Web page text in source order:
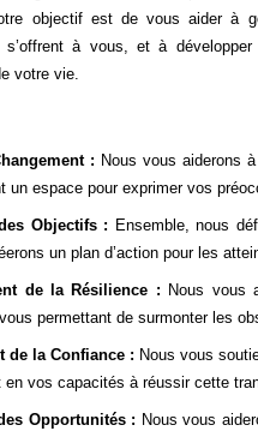
objectif est de vous aider à
s’offrent à vous, et à
votre vie.
: Nous vous aiderons
un espace pour exprimer vos
Objectifs : Ensemble, nous
un plan d’action pour les
de la Résilience : Nous vous
permettant de surmonter les
de la Confiance : Nous vous
en vos capacités à réussir cette
Opportunités : Nous vous